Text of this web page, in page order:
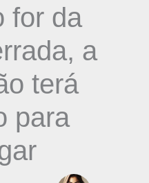
for da
a
terá
para